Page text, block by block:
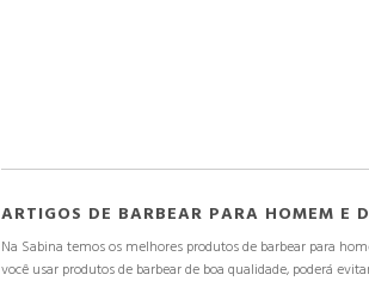
ARTIGOS DE BARBEAR PARA HOMEM E
Na Sabina temos os melhores produtos de barbear para
você usar produtos de barbear de boa qualidade, poderá